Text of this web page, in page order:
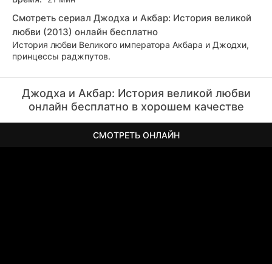
Смотреть сериал Джодха и Акбар: История великой
любви (2013) онлайн бесплатно
История любви Великого императора Акбара и Джодхи,
принцессы раджпутов.
Джодха и Акбар: История великой любви
онлайн бесплатно в хорошем качестве
СМОТРЕТЬ ОНЛАЙН